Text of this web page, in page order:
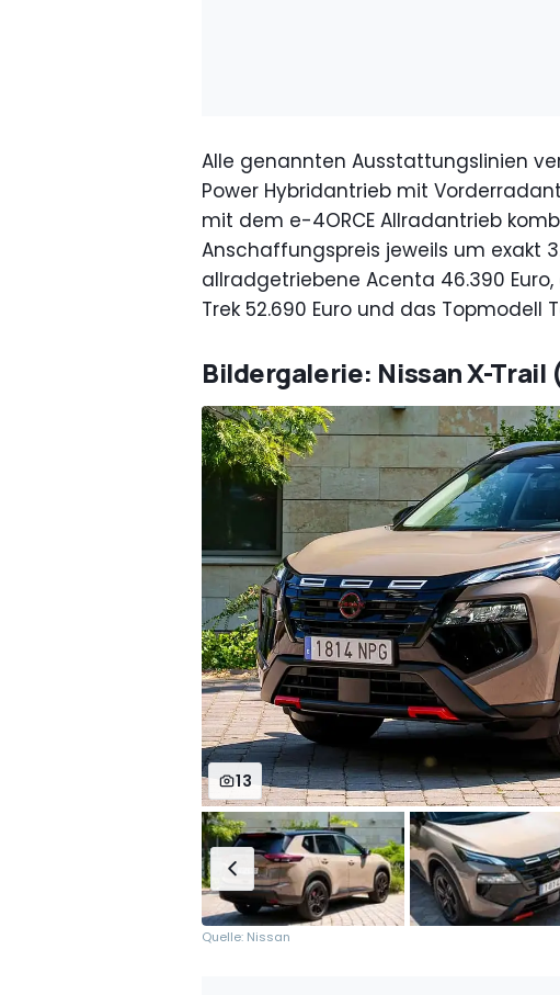
Alle genannten Ausstattungslinien
Power Hybridantrieb mit
mit dem e-4ORCE Allradantrieb
Anschaffungspreis jeweils um exakt
allradgetriebene Acenta 46.390
Trek 52.690 Euro und das Topmodell
Bildergalerie: Nissan X-Trail
13
Quelle: Nissan